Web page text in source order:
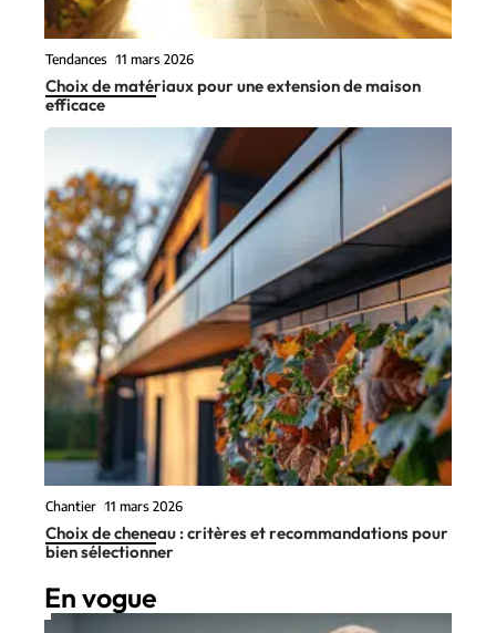
Tendances 11 mars 2026
Choix de matériaux pour une extension de maison
efficace
Chantier 11 mars 2026
Choix de cheneau : critères et recommandations pour
bien sélectionner
En vogue